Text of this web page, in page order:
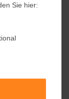
Sie hier:
Sie hier: